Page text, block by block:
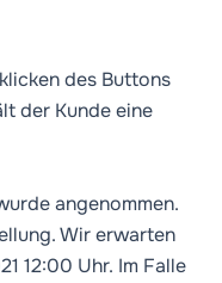
des Buttons
der Kunde eine
angenommen.
Wir erwarten
12:00 Uhr. Im Falle